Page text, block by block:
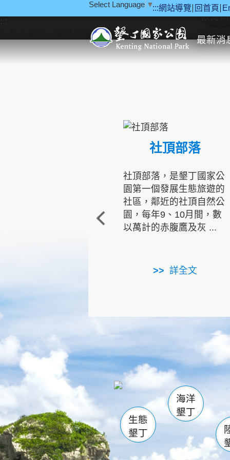
:::網站導覽 回首頁
Select Language ▼
最新消
::: 教育
社頂部落
社頂部落，是墾丁國家公
園第一個發展生態旅遊的
社區，鄰近的社頂自然公
園，每年9、10月間，數
以萬計的赤腹鷹及灰 ...
詳全文
龜山 海生館
恆春
龍鑾潭自
瓊麻館
關山
白砂
生態
墾丁
海洋
墾丁